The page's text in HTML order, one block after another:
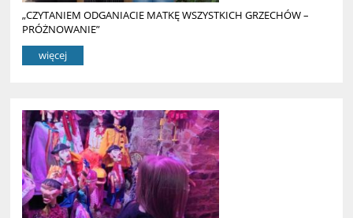
„CZYTANIEM ODGANIACIE MATKĘ WSZYSTKICH GRZECHÓW –
PRÓŻNOWANIE”
więcej